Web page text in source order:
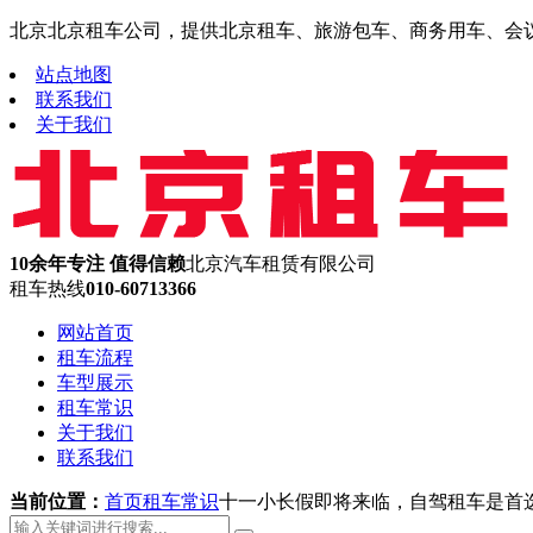
北京北京租车公司，提供北京租车、旅游包车、商务用车、
站点地图
联系我们
关于我们
10余年专注 值得信赖北京汽车租赁有限公司
租车热线010-60713366
网站首页
租车流程
车型展示
租车常识
关于我们
联系我们
当前位置： 首页租车常识十一小长假即将来临，自驾租车是首